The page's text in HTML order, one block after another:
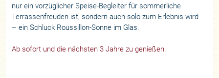
nur ein vorzüglicher Speise-Begleiter für sommerliche
Terrassenfreuden ist, sondern auch solo zum Erlebnis wird
– ein Schluck Roussillon-Sonne im Glas.
Ab sofort und die nächsten 3 Jahre zu genießen.